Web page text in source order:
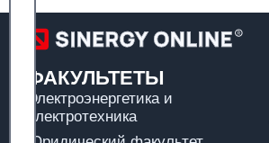
ФАКУЛЬТЕТЫ
Электроэнергетика и
электротехника